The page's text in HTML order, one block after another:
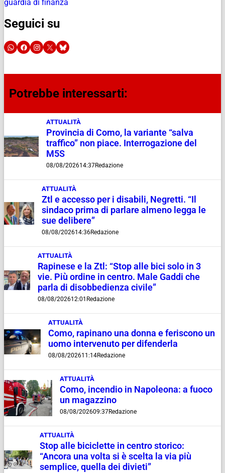
guardia di finanza
Seguici su
Potrebbe interessarti:
ATTUALITÀ
Provincia di Como, la variante “salva
traffico” non piace. Interrogazione del
M5S
08/08/202614:37Redazione
ATTUALITÀ
Ztl e accesso per i disabili, Negretti. “Il
sindaco prima di parlare almeno legga le
sue delibere”
08/08/202614:36Redazione
ATTUALITÀ
Rapinese e la Ztl: “Stop alle bici solo in 3
vie. Più ordine in centro. Male Gaddi che
parla di disobbedienza civile”
08/08/202612:01 Redazione
ATTUALITÀ
Como, rapinano una donna e feriscono un
uomo intervenuto per difenderla
08/08/202611:14Redazione
ATTUALITÀ
Como, incendio in Napoleona: a fuoco
un magazzino
08/08/202609:37Redazione
ATTUALITÀ
Stop alle biciclette in centro storico:
“Ancora una volta si è scelta la via più
semplice, quella dei divieti”